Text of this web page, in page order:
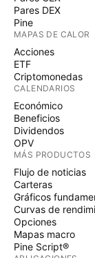
Pares DEX
Pine
MAPAS DE CALOR
Acciones
ETF
Criptomonedas
CALENDARIOS
Económico
Beneficios
Dividendos
OPV
MÁS PRODUCTOS
Flujo de noticias
Carteras
Gráficos
Curvas de
Opciones
Mapas macro
Pine Script®